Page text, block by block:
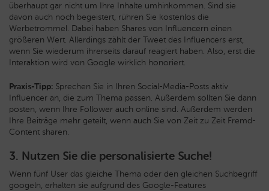
überhaupt gar nicht um Ihre Inhalte umhinkommen. Sind sie
davon auch noch begeistert, rühren Sie kostenlos die
Werbetrommel. Dabei haben Shares von Influencern einen
größeren Wert. Allerdings zählt der Tweet des Influencers erst,
wenn Sie wiederum ihrerseits darauf reagiert haben. Also, erst die
Interaktion wird von Google wirklich honoriert.
Praxis-Tipp: Sprechen Sie in Ihren Social-Media-Posts aktiv
Influencer an, die zum Thema passen. Außerdem sollten Sie dann
posten, wenn Ihre Follower auch online sind. Außerdem werden
Ihre Beiträge mehr geteilt, wenn auch Sie von Zeit zu Zeit Fremd-
Content sharen.
3. Nutzen Sie die personalisierte Suche!
Wenn fünf User das gleiche Thema oder den gleichen Suchbegriff
googeln, erhalten sie aufgrund des Google-Features